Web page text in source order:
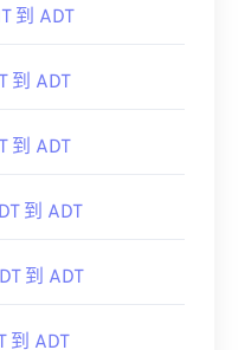
到 ADT
到 ADT
到 ADT
到 ADT
到 ADT
到 ADT